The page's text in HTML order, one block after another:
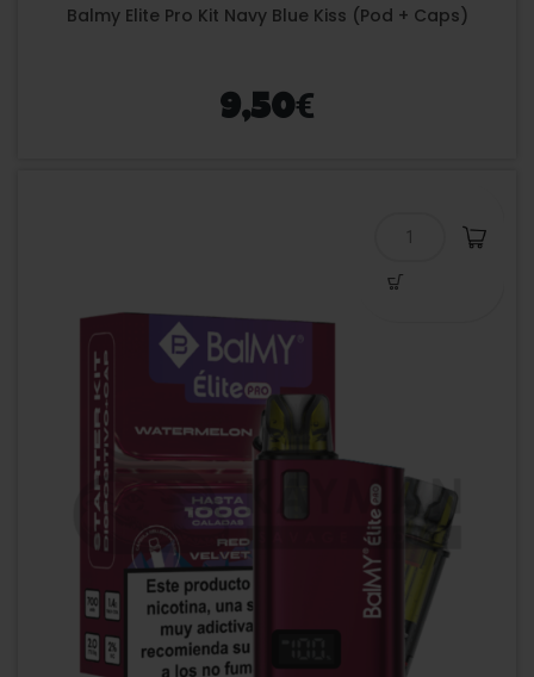
Balmy Elite Pro Kit Navy Blue Kiss (Pod + Caps)
9,50€